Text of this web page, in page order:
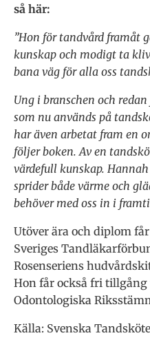
så här:
”Hon för tandvård framåt
kunskap och modigt ta
bana väg för alla oss
Ung i branschen och
som nu används på
har även arbetat fram en
följer boken. Av en
värdefull kunskap.
sprider både värme och
behöver med oss in i
Utöver ära och diplom
Sveriges
Rosenseriens
Hon får också fri
Odontologiska
Källa: Svenska